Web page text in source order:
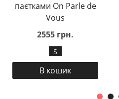
паєтками On Parle de
Vous
2555 грн.
S
В кошик